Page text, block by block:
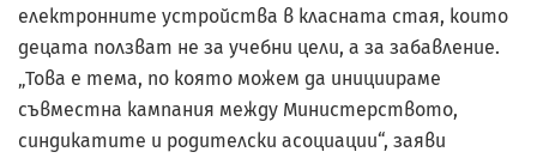
електронните устройства в класната стая, които
децата ползват не за учебни цели, а за забавление.
„Това е тема, по която можем да инициираме
съвместна кампания между Министерството,
синдикатите и родителски асоциации“, заяви